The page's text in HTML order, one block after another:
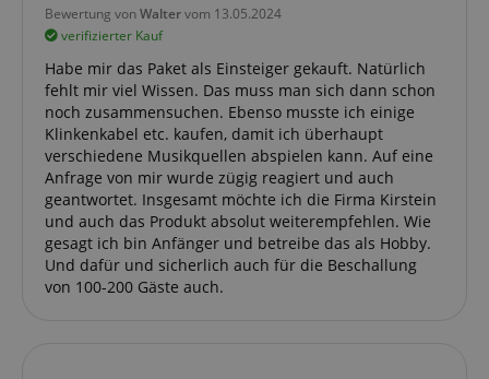
Bewertung vonWaltervom 13.05.2024
verifizierter Kauf
Habe mir das Paket als Einsteiger gekauft. Natürlich
fehlt mir viel Wissen. Das muss man sich dann schon
noch zusammensuchen. Ebenso musste ich einige
Klinkenkabel etc. kaufen, damit ich überhaupt
verschiedene Musikquellen abspielen kann. Auf eine
Anfrage von mir wurde zügig reagiert und auch
geantwortet. Insgesamt möchte ich die Firma Kirstein
und auch das Produkt absolut weiterempfehlen. Wie
gesagt ich bin Anfänger und betreibe das als Hobby.
Und dafür und sicherlich auch für die Beschallung
von 100-200 Gäste auch.